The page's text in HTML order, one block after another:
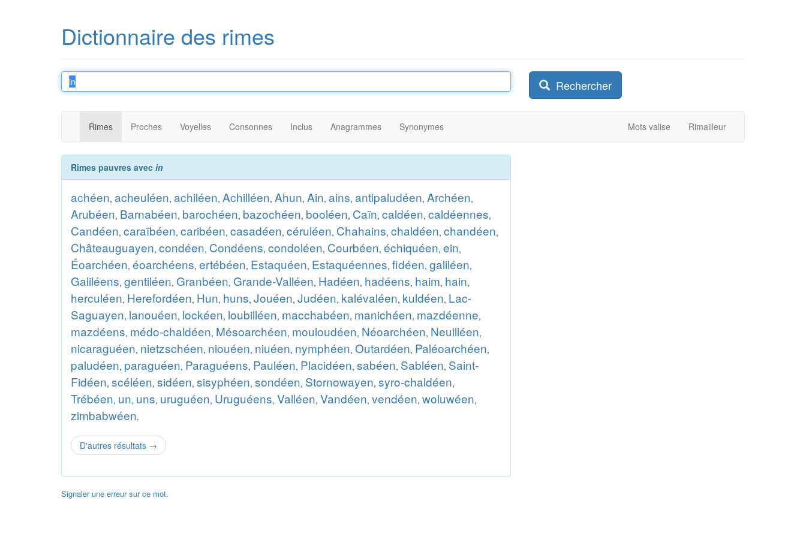
Dictionnaire des rimes
Rechercher
Rimes Proches Voyelles Consonnes Inclus Anagrammes Synonymes Mots valise Rimailleur
Rimes pauvres avec in
achéen, acheuléen, achiléen, Achilléen, Ahun, Ain, ains, antipaludéen, Archéen,
Arubéen, Barnabéen, barochéen, bazochéen, booléen, Caïn, caldéen, caldéennes,
Candéen, caraïbéen, caribéen, casadéen, céruléen, Chahains, chaldéen, chandéen,
Châteauguayen, condéen, Condéens, condoléen, Courbéen, échiquéen, ein,
Éoarchéen, éoarchéens, ertébéen, Estaquéen, Estaquéennes, fidéen, galiléen,
Galiléens, gentiléen, Granbéen, Grande-Valléen, Hadéen, hadéens, haim, hain,
herculéen, Herefordéen, Hun, huns, Jouéen, Judéen, kalévaléen, kuldéen, Lac-
Saguayen, lanouéen, lockéen, loubilléen, macchabéen, manichéen, mazdéenne,
mazdéens, médo-chaldéen, Mésoarchéen, mouloudéen, Néoarchéen, Neuilléen,
nicaraguéen, nietzschéen, niouéen, niuéen, nymphéen, Outardéen, Paléoarchéen,
paludéen, paraguéen, Paraguéens, Pauléen, Placidéen, sabéen, Sabléen, Saint-
Fidéen, scéléen, sidéen, sisyphéen, sondéen, Stornowayen, syro-chaldéen,
Trébéen, un, uns, uruguéen, Uruguéens, Valléen, Vandéen, vendéen, woluwéen,
zimbabwéen.
D'autres résultats →
Signaler une erreur sur ce mot.